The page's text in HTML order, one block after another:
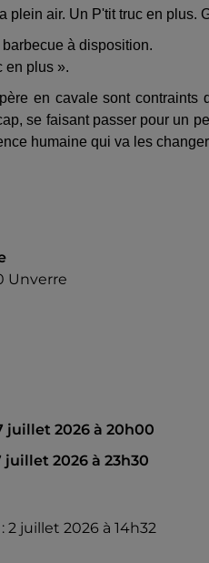
plein air. Un P'tit truc en plus.
à disposition.
en plus ».
en cavale sont contraints
se faisant passer pour un
humaine qui va les
Unverre
juillet 2026 à 20h00
juillet 2026 à 23h30
2 juillet 2026 à 14h32